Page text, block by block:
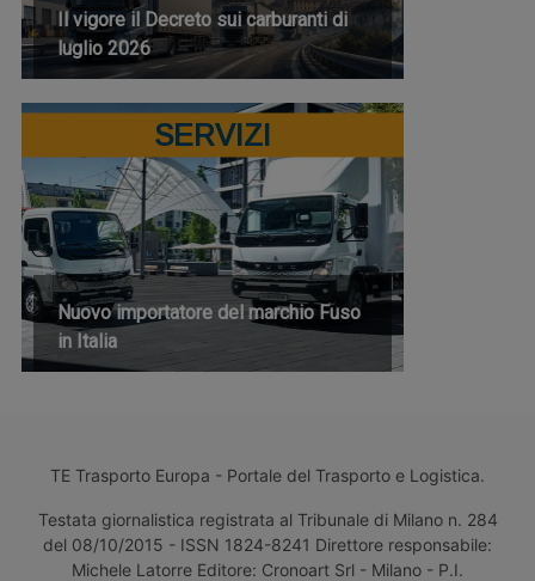
Il vigore il Decreto sui carburanti di
luglio 2026
SERVIZI
Nuovo importatore del marchio Fuso
in Italia
TE Trasporto Europa - Portale del Trasporto e Logistica.
Testata giornalistica registrata al Tribunale di Milano n. 284
del 08/10/2015 - ISSN 1824-8241 Direttore responsabile:
Michele Latorre Editore: Cronoart Srl - Milano - P.I.